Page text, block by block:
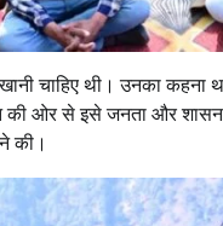
चाहिए थी। उनका कहना
की ओर से इसे जनता और शासन
की।